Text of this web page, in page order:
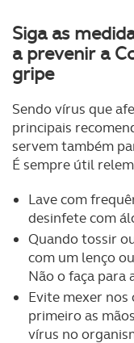
Siga as
a prevenir a
gripe
Sendo vírus que
principais
servem também
É sempre útil
Lave com
desinfete com
Quando tossir
com um lenço
Não o faça para
Evite mexer nos
primeiro as
vírus no